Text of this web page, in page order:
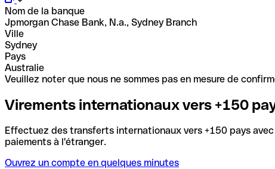
Nom de la banque
Jpmorgan Chase Bank, N.a., Sydney Branch
Ville
Sydney
Pays
Australie
Veuillez noter que nous ne sommes pas en mesure de
Virements internationaux vers +150
Effectuez des transferts internationaux vers +150 pays
paiements à l'étranger.
Ouvrez un compte en quelques minutes